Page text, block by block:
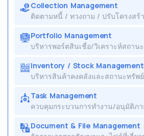
Collection Management
ติดตามหนี้ / ทวงถาม / ปรับโครงสร้
Portfolio Management
บริหารพอร์ตสินเชื่อ/วิเคราะห์สถาน
Inventory / Stock Management
บริหารสินค้าคงคลังและสถานะทรัพ
Task Management
ควบคุมกระบวนการทำงาน/อนุมัติภา
Document & File Management